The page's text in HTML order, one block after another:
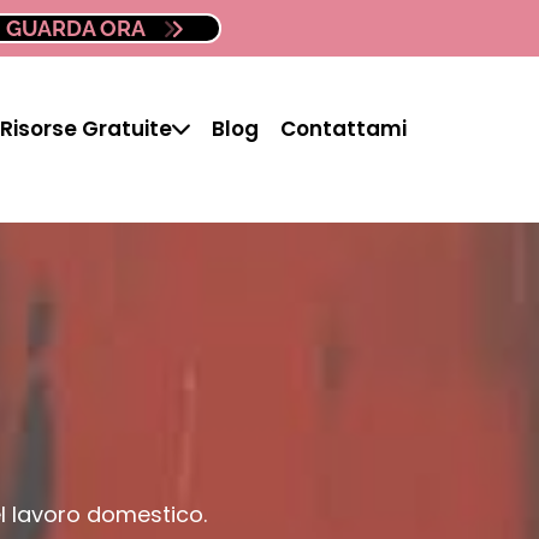
GUARDA ORA
Risorse Gratuite Blog Contattami
lavoro domestico.